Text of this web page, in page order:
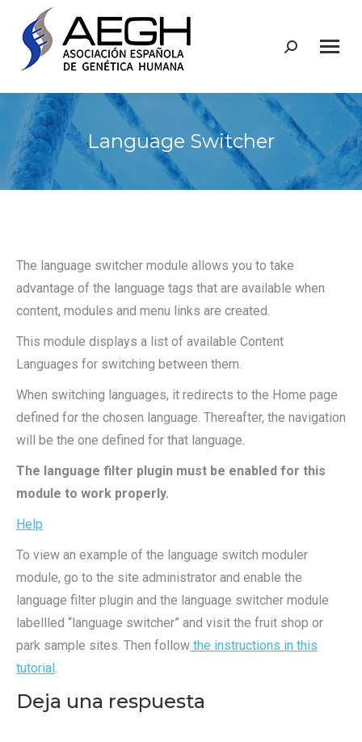
Buscar:
Language Switcher
The language switcher module allows you to take
advantage of the language tags that are available when
content, modules and menu links are created.
This module displays a list of available Content
Languages for switching between them.
When switching languages, it redirects to the Home page
defined for the chosen language. Thereafter, the navigation
will be the one defined for that language.
The language filter plugin must be enabled for this
module to work properly.
Help
To view an example of the language switch moduler
module, go to the site administrator and enable the
language filter plugin and the language switcher module
labellled “language switcher” and visit the fruit shop or
park sample sites. Then follow the instructions in this
tutorial.
Deja una respuesta